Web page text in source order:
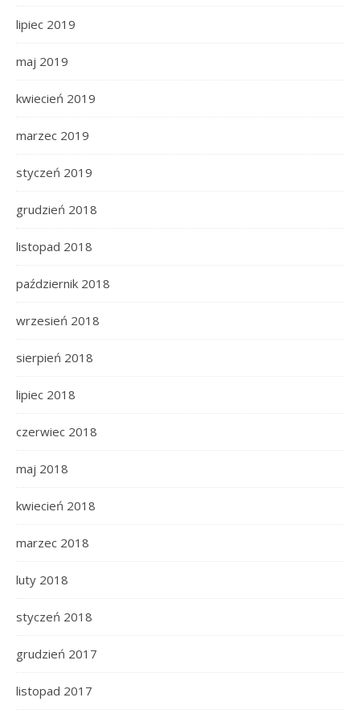
lipiec 2019
maj 2019
kwiecień 2019
marzec 2019
styczeń 2019
grudzień 2018
listopad 2018
październik 2018
wrzesień 2018
sierpień 2018
lipiec 2018
czerwiec 2018
maj 2018
kwiecień 2018
marzec 2018
luty 2018
styczeń 2018
grudzień 2017
listopad 2017